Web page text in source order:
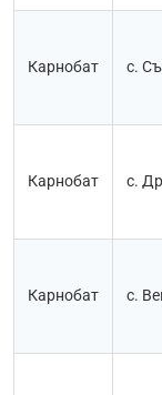
Карнобат с.
Карнобат с.
Карнобат с.